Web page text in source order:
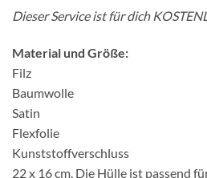
Dieser Service ist für dich
Material und Größe:
Filz
Baumwolle
Satin
Flexfolie
Kunststoffverschluss
22 x 16 cm. Die Hülle ist passend